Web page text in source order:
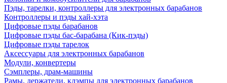
Пэды, тарелки, контроллеры для электронных барабанов
Контроллеры и пэды хай-хэта
Цифровые пэды барабанов
Цифровые пэды бас-барабана (Кик-пэды)
Цифровые пэды тарелок
Аксессуары для электронных барабанов
Модули, конвертеры
Сэмплеры, драм-машины
Рамы, держатели, клэмпы для электронных барабанов